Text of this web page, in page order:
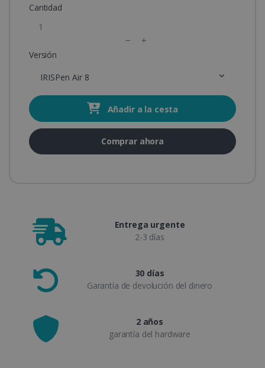
Cantidad
Versión
IRISPen Air 8
Añadir a la cesta
Comprar ahora
Entrega urgente
2-3 días
30 días
Garantía de devolución del dinero
2 años
garantía del hardware